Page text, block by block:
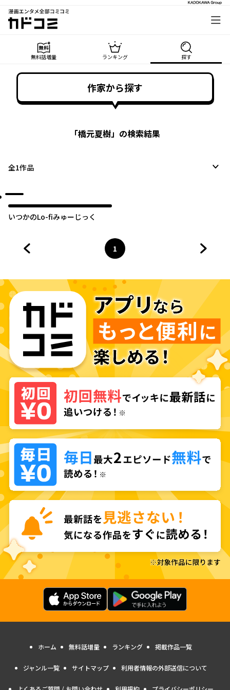
漫画エンタメ全部コミコミ
カドコミ
無料話増量 ランキング 探す
作家から探す
「橋元夏樹」の検索結果
全1作品
いつかのLo-fiみゅーじっく
ページ
1
へ
ホーム 無料話増量 ランキング 掲載作品一覧
ジャンル一覧 サイトマップ 利用者情報の外部送信について